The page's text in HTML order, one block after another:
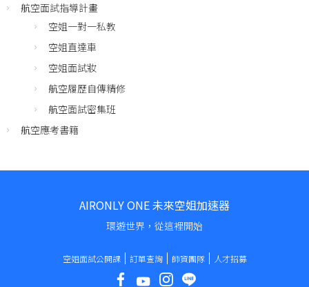
航空面試指導計畫
空姐一對一私教
空姐直達車
空姐面試妝
航空履歷自傳精修
航空面試密集班
航空應考書籍
AIRONLY ONE 未來空姐加速器
環遊世界，從這裡開始
空姐面試公開課 訂單查詢 師資團隊 人才招募